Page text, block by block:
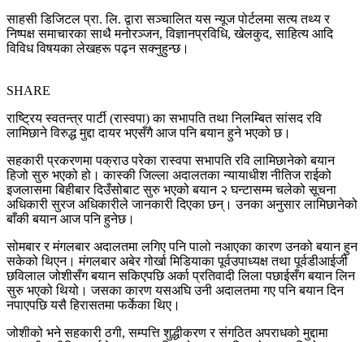
साहसी डिजिटल प्रा. लि. द्वारा सञ्चालित यस न्यूज पोर्टलमा सत्य तथ्य र
निष्पक्ष समाचारका साथै मनोरञ्जन, विज्ञानप्रविधि, खेलकुद, साहित्य आदि
विविध विषयका लेखहरू पढ्न सक्नुहुन्छ।
SHARE
राष्ट्रिय स्वतन्त्र पार्टी (रास्वपा) का सभापति तथा निलम्बित सांसद रवि
लामिछाने विरुद्ध मुद्दा दायर भएसँगै आज पनि बयान हुने भएको छ।
सहकारी प्रकरणमा पक्राउ परेका रास्वपा सभापति रवि लामिछानेको बयान
हिजो सुरु भएको हो। कास्की जिल्ला अदालतका न्यायाधीश नीतिज राईको
इजलासमा बिहीबार दिउँसोबाट सुरु भएको बयान २ घन्टासम्म चलेको सूचना
अधिकारी सुरज अधिकारीले जानकारी दिएका छन्। उनका अनुसार लामिछानेको
बाँकी बयान आज पनि हुनेछ।
सोमबार र मंगलबार अदालतमा लगिए पनि पालो नआएका कारण उनको बयान हुन
सकेको थिएन। मंगलबार अबेर गोर्खा मिडियाका पूर्वउपाध्यक्ष तथा पूर्वडीआईजी
छविलाल जोशीसँग बयान सकिएपछि अर्का प्रतिवादी लिला पछाईसँग बयान लिन
सुरु भएको थियो। जसका कारण यसअघि उनी अदालतमा गए पनि बयान दिन
नपाएपछि यसै हिरासतमा फर्केका थिए।
जोशीको भने सहकारी ठगी, सम्पत्ति शुद्धीकरण र संगठित अपराधको मुद्दामा